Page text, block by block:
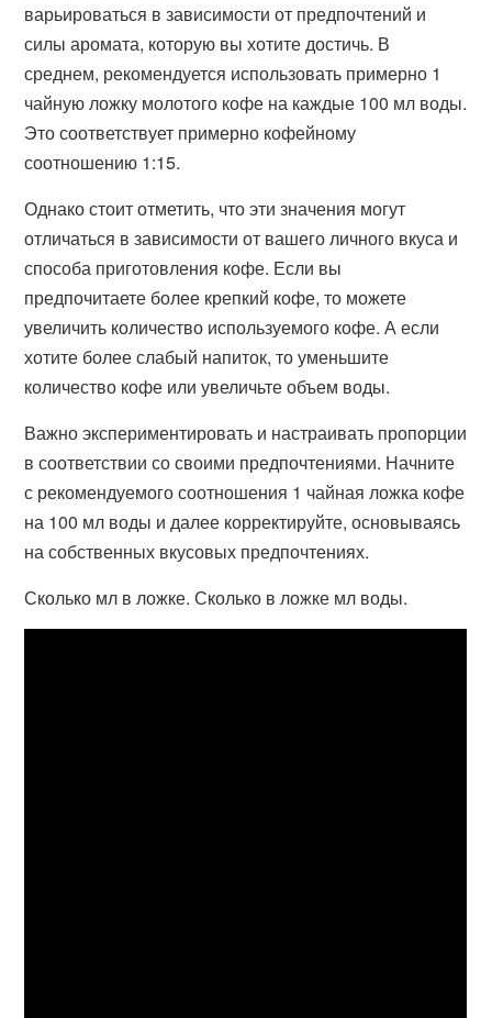
варьироваться в зависимости от предпочтений и
силы аромата, которую вы хотите достичь. В
среднем, рекомендуется использовать примерно 1
чайную ложку молотого кофе на каждые 100 мл воды.
Это соответствует примерно кофейному
соотношению 1:15.
Однако стоит отметить, что эти значения могут
отличаться в зависимости от вашего личного вкуса и
способа приготовления кофе. Если вы
предпочитаете более крепкий кофе, то можете
увеличить количество используемого кофе. А если
хотите более слабый напиток, то уменьшите
количество кофе или увеличьте объем воды.
Важно экспериментировать и настраивать пропорции
в соответствии со своими предпочтениями. Начните
с рекомендуемого соотношения 1 чайная ложка кофе
на 100 мл воды и далее корректируйте, основываясь
на собственных вкусовых предпочтениях.
Сколько мл в ложке. Сколько в ложке мл воды.